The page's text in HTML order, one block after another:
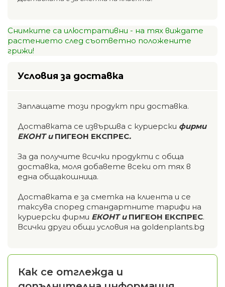
Снимките са илюстративни - на тях виждате
растението след съответно положените
грижи!
Условия за доставка
Заплащате този продукт при доставка.
Доставката се извършва с куриерски фирми
ЕКОНТ и ПИГЕОН ЕКСПРЕС.
За да получите всички продукти с обща
доставка, моля добавете всеки от тях в
една общакошница.
Доставката е за сметка на клиента и се
таксува според стандартните тарифи на
куриерски фирми ЕКОНТ и ПИГЕОН ЕКСПРЕС.
Всички други общи условия на goldenplants.bg
Как се отглежда и